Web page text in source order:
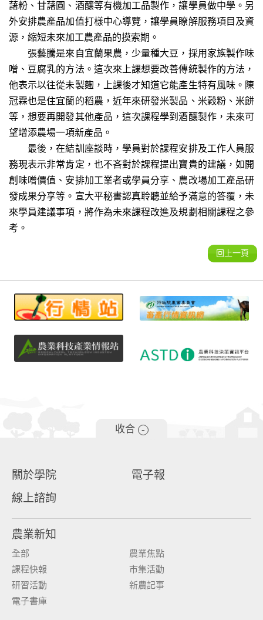
藷粉、甘藷圓、酒釀等有機加工品製作，讓學員做中學。另
外安排農產品加值打樣中心導覽，讓學員瞭解服務項目及資
源，縮短未來加工農產品的摸索期。
張藝騰是來自宜蘭果農，少量種大豆，採用家族製作味
噌、豆腐乳的方法。這次來上課想要改善傳統製作的方法，
他表示以往從未製麴，上課後才知道它能產生特有風味。陳
冠霖也是住宜蘭的稻農，近年來研發米製品、米穀粉、米餅
等，想要再開發其他產品，這次課程學到酒釀製作，未來可
望增添農場一項新產品。
最後，在結訓座談時，學員對於課程安排及工作人員服
務現表示非常肯定，也不吝對於課程提出寶貴的建議，如開
創味噌價值、安排加工業者或學員分享、農改場加工產品研
發成果分享等。宣大平秘書認真聆聽並給予滿意的答覆，未
來學員建議事項，將作為未來課程改進及規劃相關課程之參
考。
回上一頁
收合 -
關於學院
電子報
線上諮詢
農業新知
全部
農業焦點
課程快報
市集活動
研習活動
新農記事
電子書庫